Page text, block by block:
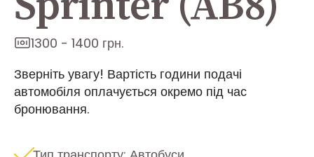
1300 - 1400 грн.
Зверніть увагу! Вартість години подачі
автомобіля оплачується окремо під час
бронювання.